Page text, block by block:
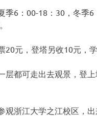
季6：00-18：30，冬季6
20元，登塔另收10元，学
层都可走出去观景，登
观浙江大学之江校区，